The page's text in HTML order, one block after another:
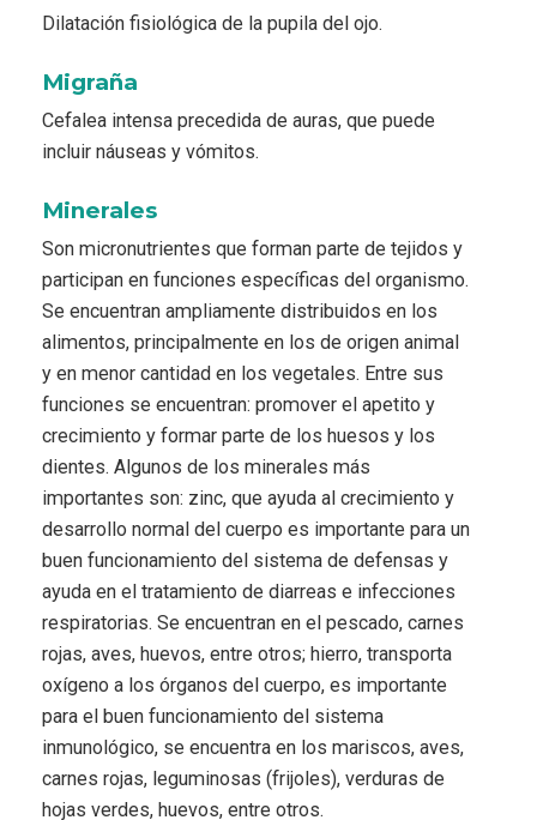
Dilatación fisiológica de la pupila del ojo.
Migraña
Cefalea intensa precedida de auras, que puede
incluir náuseas y vómitos.
Minerales
Son micronutrientes que forman parte de tejidos y
participan en funciones específicas del organismo.
Se encuentran ampliamente distribuidos en los
alimentos, principalmente en los de origen animal
y en menor cantidad en los vegetales. Entre sus
funciones se encuentran: promover el apetito y
crecimiento y formar parte de los huesos y los
dientes. Algunos de los minerales más
importantes son: zinc, que ayuda al crecimiento y
desarrollo normal del cuerpo es importante para un
buen funcionamiento del sistema de defensas y
ayuda en el tratamiento de diarreas e infecciones
respiratorias. Se encuentran en el pescado, carnes
rojas, aves, huevos, entre otros; hierro, transporta
oxígeno a los órganos del cuerpo, es importante
para el buen funcionamiento del sistema
inmunológico, se encuentra en los mariscos, aves,
carnes rojas, leguminosas (frijoles), verduras de
hojas verdes, huevos, entre otros.